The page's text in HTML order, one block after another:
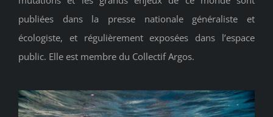
publiées dans la presse nationale généraliste et
écologiste, et régulièrement exposées dans l’espace
public. Elle est membre du Collectif Argos.